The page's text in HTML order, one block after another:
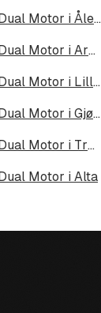
Polestar 3 Long Range Dual Motor i Ålesund
Polestar 3 Long Range Dual Motor i Arendal
Polestar 3 Long Range Dual Motor i Lillehammer
Polestar 3 Long Range Dual Motor i Gjøvik
Polestar 3 Long Range Dual Motor i Tromsdalen
Motor i Alta